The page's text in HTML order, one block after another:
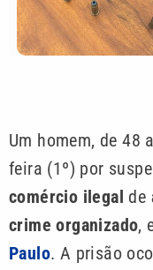
Um homem, de 48
feira (1º) por
comércio ilegal de
crime organizado,
Paulo. A prisão